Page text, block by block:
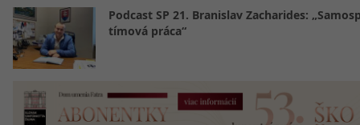
Podcast SP 21. Branislav Zacharides:
tímová práca“